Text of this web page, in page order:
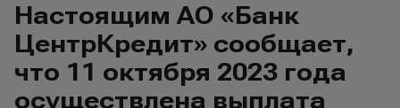
Настоящим АО «Банк
ЦентрКредит» сообщает,
что 11 октября 2023 года
осуществлена выплата